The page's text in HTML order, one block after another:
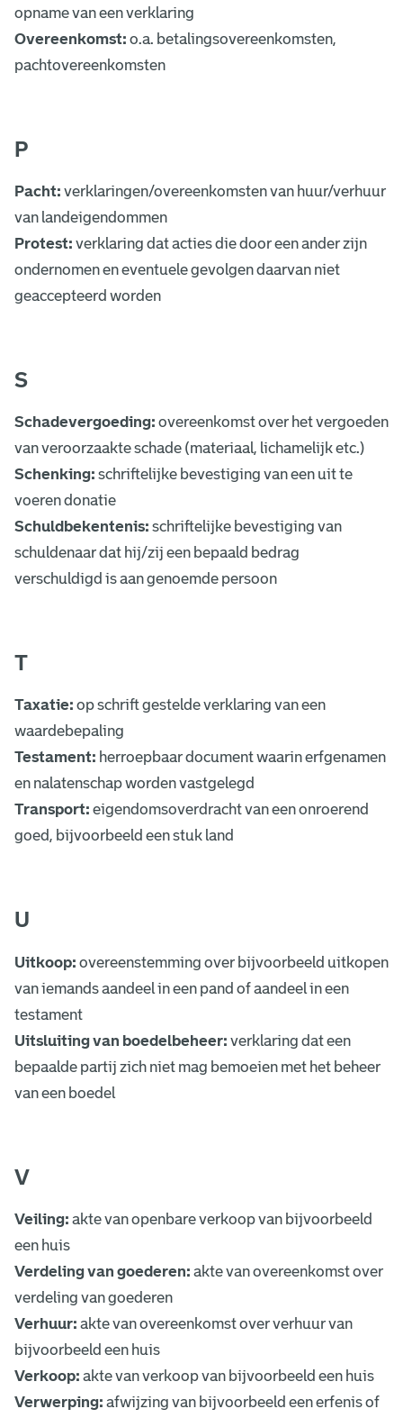
opname van een verklaring
Overeenkomst: o.a. betalingsovereenkomsten,
pachtovereenkomsten
P
Pacht: verklaringen/overeenkomsten van huur/verhuur
van landeigendommen
Protest: verklaring dat acties die door een ander zijn
ondernomen en eventuele gevolgen daarvan niet
geaccepteerd worden
S
Schadevergoeding: overeenkomst over het vergoeden
van veroorzaakte schade (materiaal, lichamelijk etc.)
Schenking: schriftelijke bevestiging van een uit te
voeren donatie
Schuldbekentenis: schriftelijke bevestiging van
schuldenaar dat hij/zij een bepaald bedrag
verschuldigd is aan genoemde persoon
T
Taxatie: op schrift gestelde verklaring van een
waardebepaling
Testament: herroepbaar document waarin erfgenamen
en nalatenschap worden vastgelegd
Transport: eigendomsoverdracht van een onroerend
goed, bijvoorbeeld een stuk land
U
Uitkoop: overeenstemming over bijvoorbeeld uitkopen
van iemands aandeel in een pand of aandeel in een
testament
Uitsluiting van boedelbeheer: verklaring dat een
bepaalde partij zich niet mag bemoeien met het beheer
van een boedel
V
Veiling: akte van openbare verkoop van bijvoorbeeld
een huis
Verdeling van goederen: akte van overeenkomst over
verdeling van goederen
Verhuur: akte van overeenkomst over verhuur van
bijvoorbeeld een huis
Verkoop: akte van verkoop van bijvoorbeeld een huis
Verwerping: afwijzing van bijvoorbeeld een erfenis of